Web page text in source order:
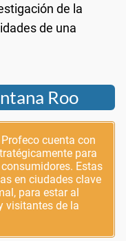
de la
de una
Roo
cuenta con
para
Estas
en ciudades clave
para estar al
visitantes de la